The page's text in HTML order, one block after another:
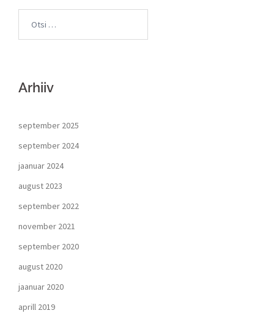
Arhiiv
september 2025
september 2024
jaanuar 2024
august 2023
september 2022
november 2021
september 2020
august 2020
jaanuar 2020
aprill 2019